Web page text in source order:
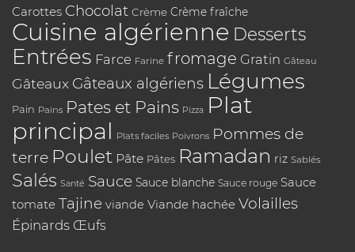
Carottes Chocolat Crème Crème fraîche
Cuisine algérienne Desserts
Entrées Farce Farine fromage Gratin Gâteau
Gâteaux Gâteaux algériens Légumes
Pain Pains Pates et Pains Pizza Plat
principal Plats faciles Poivrons Pommes de
terre Poulet Pâte Pâtes Ramadan riz Sablés
Salés Santé Sauce Sauce blanche Sauce rouge Sauce
tomate Tajine viande Viande hachée Volailles
Épinards Œufs